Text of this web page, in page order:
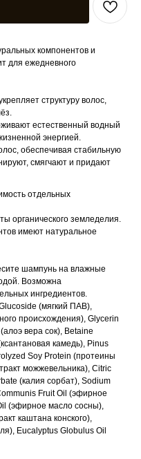
компонентов и
для ежедневного
структуру волос,
естественный водный
энергией.
обеспечивая стабильную
смягчают и придают
отдельных
органического земледелия.
имеют натуральное
шампунь на влажные
Возможна
ингредиентов.
(мягкий ПАВ),
происхождения), Glycerin
вера сок), Betaine
камедь), Pinus
Soy Protein (протеины
можжевельника), Citric
(калия сорбат), Sodium
Fruit Oil (эфирное
(эфирное масло сосны),
каштана конского),
Eucalyptus Globulus Oil